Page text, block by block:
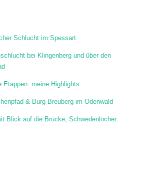
Schlucht im Spessart
bei Klingenberg und über den
Etappen: meine Highlights
& Burg Breuberg im Odenwald
Blick auf die Brücke, Schwedenlöcher